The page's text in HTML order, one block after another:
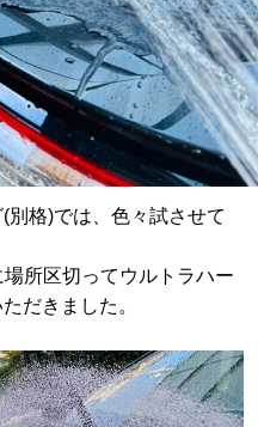
別格)では、色々試させて
所区切ってウルトラハー
だきました。